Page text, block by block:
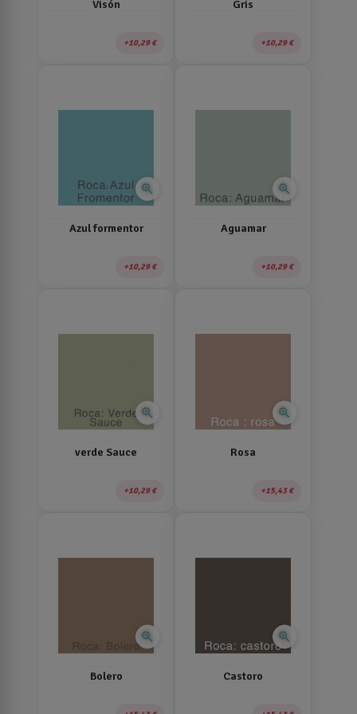
Visón
10,29 €
Gris
10,29 €
zoom_in
Azul formentor
10,29 €
zoom_in
Aguamar
10,29 €
zoom_in
verde Sauce
10,29 €
zoom_in
Rosa
15,43 €
zoom_in
Bolero
zoom_in
Castoro